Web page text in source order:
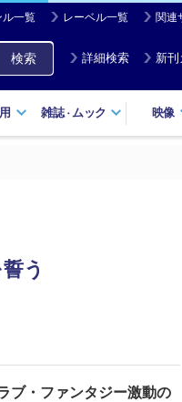
ル一覧 レーベル一覧 関連
検索 詳細検索 新
雑誌・ ムック 映像
う
ブ・ファンタジー激動の